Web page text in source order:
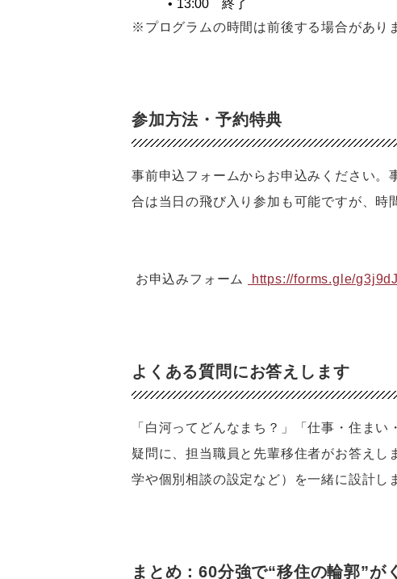
13:00　終了
※プログラムの時間は前後する場合があり
参加方法・予約特典
事前申込フォームからお申込みください
合は当日の飛び入り参加も可能ですが、時
お申込みフォーム https://forms.gle/
よくある質問にお答えします
「白河ってどんなまち？」「仕事・住ま
疑問に、担当職員と先輩移住者がお答え
学や個別相談の設定など）を一緒に設計し
まとめ：60分強で“移住の輪郭”が